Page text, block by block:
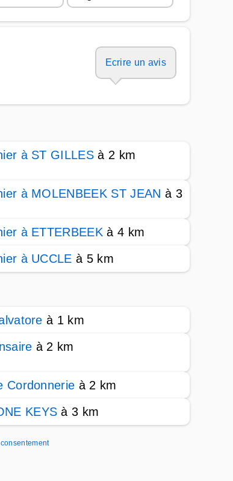
Ecrire un avis
à ST GILLES à 2 km
à MOLENBEEK ST JEAN à 3
à ETTERBEEK à 4 km
à UCCLE à 5 km
à 1 km
à 2 km
Cordonnerie à 2 km
KEYS à 3 km